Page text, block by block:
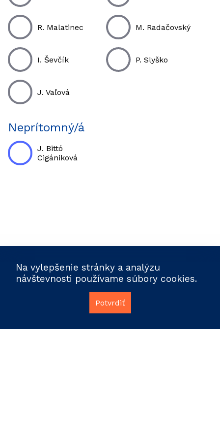
Na vylepšenie stránky a analýzu
návštevnosti používame súbory cookies.
Potvrdiť
R. Malatinec M. Radačovský
I. Ševčík P. Slyško
J. Vaľová
Neprítomný/á
J. Bittó
Cigániková